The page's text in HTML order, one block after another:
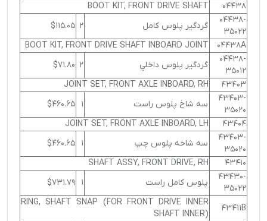
04438
BOOT KIT, FRONT DRIVE SHAFT
04438-
35022
گردگير پلوس كامل 2
$115.05
04438A
BOOT KIT, FRONT DRIVE SHAFT INBOARD JOINT
04438-
35012
گردگير پلوس داخلي 2
$71.80
43403
JOINT SET, FRONT AXLE INBOARD, RH
43403-
35020
سه شاخ پلوس راست 1
$460.65
43404
JOINT SET, FRONT AXLE INBOARD, LH
43403-
35020
سه شاخه پلوس چپ 1
$460.65
43410
SHAFT ASSY, FRONT DRIVE, RH
43430-
35022
پلوس كامل راست 1
$731.79
43411B
RING, SHAFT SNAP (FOR FRONT DRIVE INNER
SHAFT INNER)